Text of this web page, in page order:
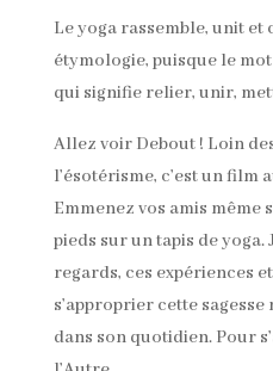
Le yoga rassemble, unit et
étymologie, puisque le
qui signifie relier, unir,
Allez voir Debout ! Loin
l’ésotérisme, c’est un film
Emmenez vos amis même
pieds sur un tapis de
regards, ces expériences
s’approprier cette
dans son quotidien. Pour